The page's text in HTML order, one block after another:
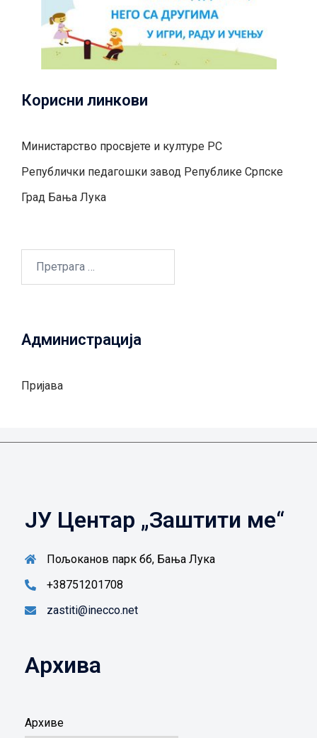
Корисни линкови
Министарство просвјете и културе РС
Републички педагошки завод Републике Српске
Град Бањa Лукa
Администрација
Пријава
ЈУ Центар „Заштити ме“
Пољоканов парк бб, Бања Лука
+38751201708
zastiti@inecco.net
Архива
Архиве